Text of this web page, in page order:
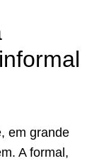
em grande
A formal,